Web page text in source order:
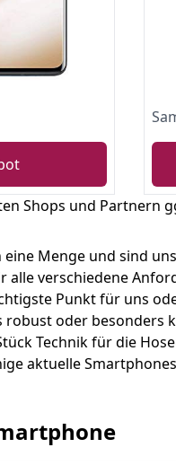
Shops und Partnern
Menge und sind
alle verschiedene
Punkt für uns
robust oder besonders
Technik für die
aktuelle